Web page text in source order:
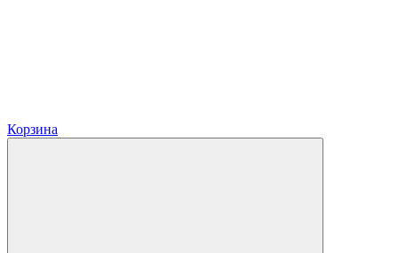
Корзина